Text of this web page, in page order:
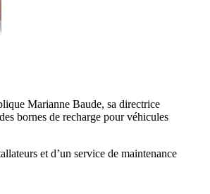
Marianne Baude, sa directrice
bornes de recharge pour véhicules
et d’un service de maintenance